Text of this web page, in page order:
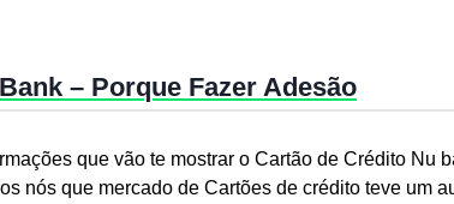
– Porque Fazer Adesão
que vão te mostrar o Cartão de Crédito Nu
nós que mercado de Cartões de crédito teve um